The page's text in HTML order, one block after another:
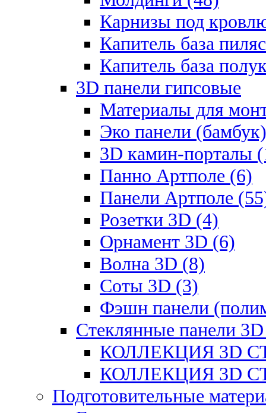
Карнизы под
Капитель база
Капитель база
3D панели гипсовые
Материалы для
Эко панели
3D камин-порталы
Панно Артполе (6)
Панели Артполе
Розетки 3D (4)
Орнамент 3D (6)
Волна 3D (8)
Соты 3D (3)
Фэшн панели
Стеклянные панели 3D
КОЛЛЕКЦИЯ 3D
КОЛЛЕКЦИЯ 3D
Подготовительные